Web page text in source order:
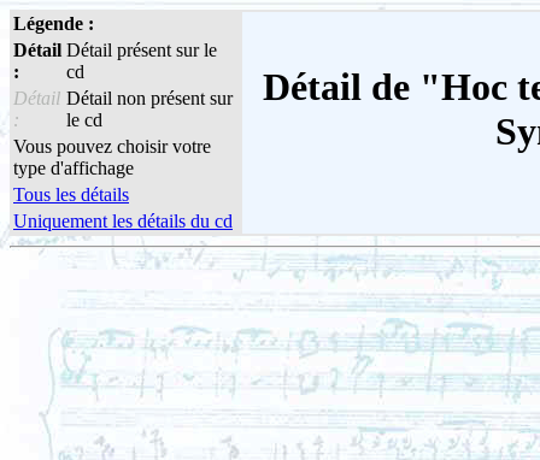
Légende :
Détail de "Hoc
Détail
:
Détail présent sur le
cd
Détail
:
Détail non présent sur
le cd
Vous pouvez choisir votre
type d'affichage
Tous les détails
Uniquement les détails du cd